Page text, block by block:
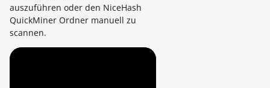
auszuführen oder den NiceHash
QuickMiner Ordner manuell zu
scannen.